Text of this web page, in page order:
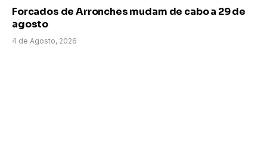
Forcados de Arronches mudam de cabo a 29 de
agosto
4 de Agosto, 2026